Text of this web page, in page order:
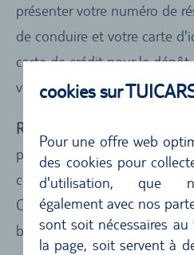
cookies sur
Pour une offre web
des cookies pour
d'utilisation, que
également avec nos
sont soit nécessaires
la page, soit servent à
présenter votre numéro de
de conduire et votre carte
carte de crédit pour le
vous remettra les clés de la
Remarque :
partenaires, des prestations
celles de votre réservation
Cependant, les prestations
bon d'échange sont